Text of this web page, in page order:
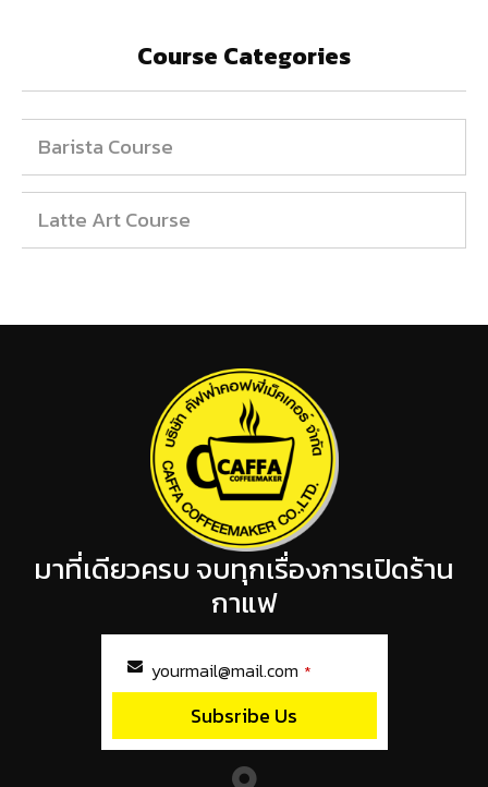
Course Categories
Barista Course
Latte Art Course
มาที่เดียวครบ จบทุกเรื่องการเปิดร้าน
กาแฟ
yourmail@mail.com *
Subsribe Us
This